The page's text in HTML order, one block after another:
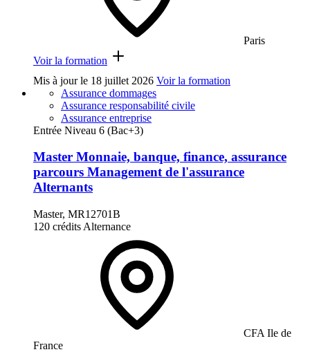
Paris
Voir la formation
Mis à jour le 18 juillet 2026 Voir la formation
Assurance dommages
Assurance responsabilité civile
Assurance entreprise
Entrée Niveau 6 (Bac+3)
Master Monnaie, banque, finance, assurance
parcours Management de l'assurance
Alternants
Master, MR12701B
120 crédits Alternance
CFA Ile de
France